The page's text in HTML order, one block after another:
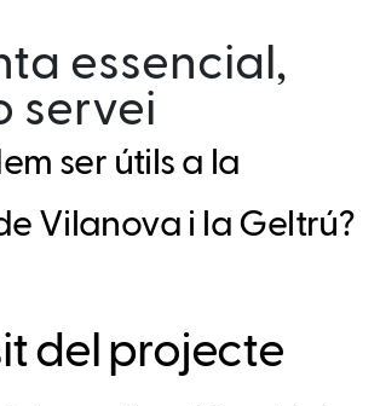
essencial,
servei
ser útils a la
Vilanova i la Geltrú?
del projecte